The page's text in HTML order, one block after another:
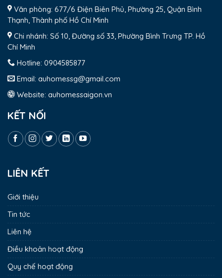
Văn phòng: 677/6 Điện Biên Phủ, Phường 25, Quận Bình
Thạnh, Thành phố Hồ Chí Minh
Chi nhánh: Số 10, Đường số 33, Phường Bình Trưng TP. Hồ
Chí Minh
Hotline: 0904585877
Email: auhomessg@gmail.com
Website: auhomessaigon.vn
KẾT NỐI
LIÊN KẾT
Giới thiệu
Tin tức
Liên hệ
Điều khoản hoạt động
Quy chế hoạt động